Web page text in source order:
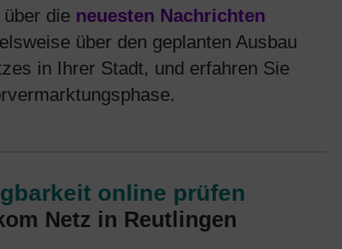
die neuesten Nachrichten
über den geplanten Ausbau
in Ihrer Stadt, und erfahren Sie
online prüfen
Netz in Reutlingen